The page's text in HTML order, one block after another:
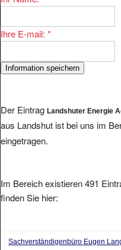
Ihre E-mail: *
Der Eintrag Landshuter Energie
aus Landshut ist bei uns im
eingetragen.
Im Bereich existieren 491
finden Sie hier:
Sachverständigenbüro Eugen